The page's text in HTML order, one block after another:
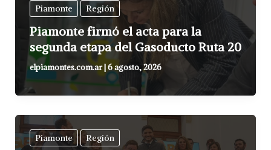
Piamonte Región
Piamonte firmó el acta para la
segunda etapa del Gasoducto Ruta 20
elpiamontes.com.ar|6 agosto, 2026
Piamonte Región